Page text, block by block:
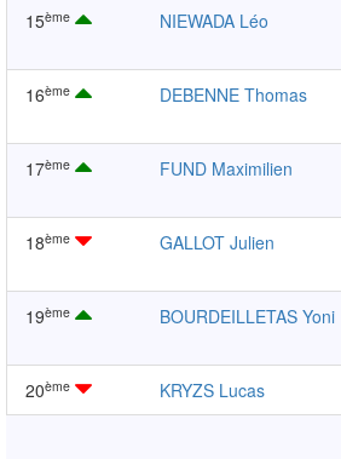
15ème NIEWADA Léo
16ème DEBENNE Thomas
17ème FUND Maximilien
18ème GALLOT Julien
19ème BOURDEILLETAS Yoni
20ème KRYZS Lucas